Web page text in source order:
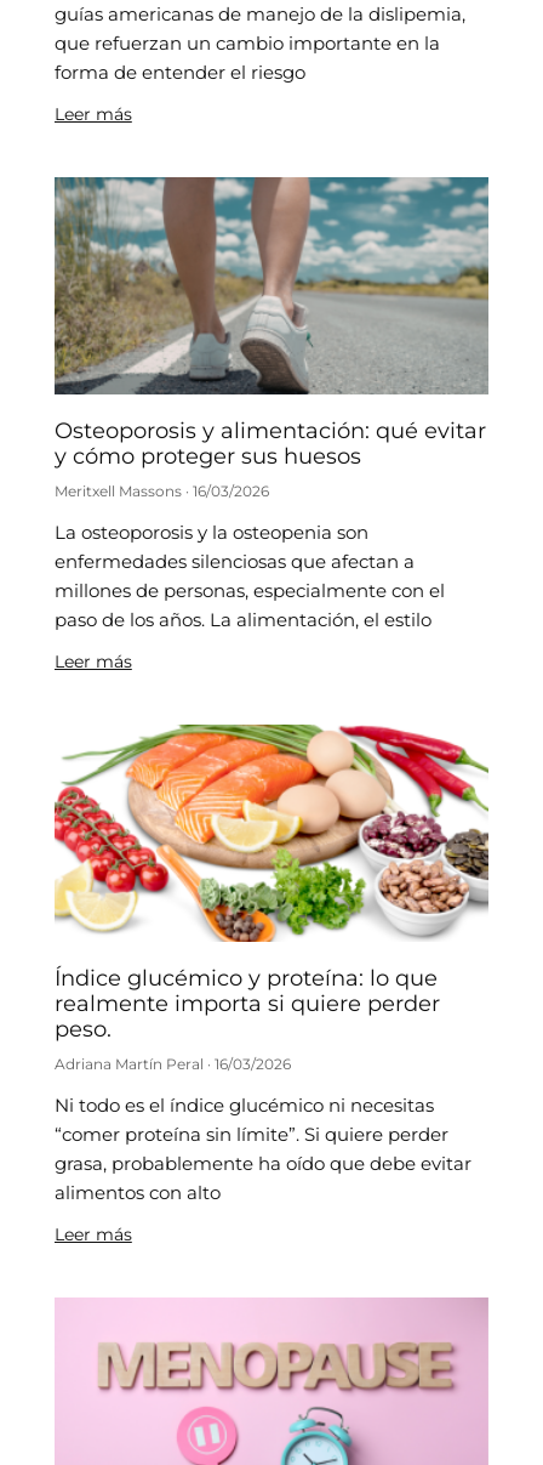
guías americanas de manejo de la dislipemia,
que refuerzan un cambio importante en la
forma de entender el riesgo
Leer más
Osteoporosis y alimentación: qué evitar
y cómo proteger sus huesos
Meritxell Massons 16/03/2026
La osteoporosis y la osteopenia son
enfermedades silenciosas que afectan a
millones de personas, especialmente con el
paso de los años. La alimentación, el estilo
Leer más
Índice glucémico y proteína: lo que
realmente importa si quiere perder
peso.
Adriana Martín Peral 16/03/2026
Ni todo es el índice glucémico ni necesitas
“comer proteína sin límite”. Si quiere perder
grasa, probablemente ha oído que debe evitar
alimentos con alto
Leer más